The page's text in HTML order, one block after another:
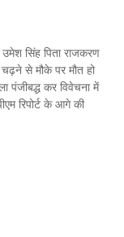
उमेश सिंह पिता राजकरण
से मौके पर मौत हो
पंजीबद्ध कर विवेचना में
रिपोर्ट के आगे की